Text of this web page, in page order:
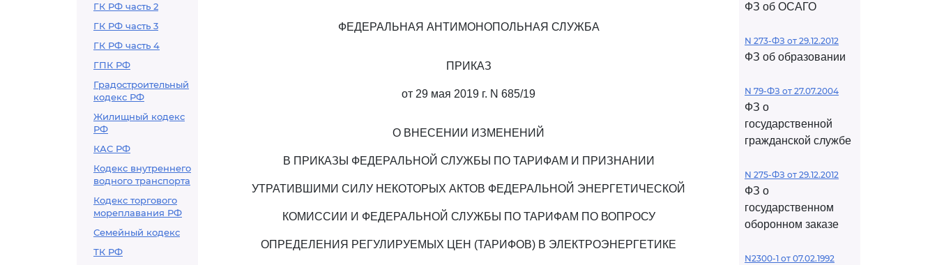
ГК РФ часть 2
ГК РФ часть 3
ГК РФ часть 4
ГПК РФ
Градостроительный
кодекс РФ
Жилищный кодекс
РФ
КАС РФ
Кодекс внутреннего
водного транспорта
Кодекс торгового
мореплавания РФ
Семейный кодекс
ТК РФ
ФЕДЕРАЛЬНАЯ АНТИМОНОПОЛЬНАЯ СЛУЖБА
ПРИКАЗ
от 29 мая 2019 г. N 685/19
О ВНЕСЕНИИ ИЗМЕНЕНИЙ
В ПРИКАЗЫ ФЕДЕРАЛЬНОЙ СЛУЖБЫ ПО ТАРИФАМ И ПРИЗНАНИИ
УТРАТИВШИМИ СИЛУ НЕКОТОРЫХ АКТОВ ФЕДЕРАЛЬНОЙ ЭНЕРГЕТИЧЕСКОЙ
КОМИССИИ И ФЕДЕРАЛЬНОЙ СЛУЖБЫ ПО ТАРИФАМ ПО ВОПРОСУ
ОПРЕДЕЛЕНИЯ РЕГУЛИРУЕМЫХ ЦЕН (ТАРИФОВ) В ЭЛЕКТРОЭНЕРГЕТИКЕ
ФЗ об ОСАГО
N 273-ФЗ от 29.12.2012
ФЗ об образовании
N 79-ФЗ от 27.07.2004
ФЗ о
государственной
гражданской службе
N 275-ФЗ от 29.12.2012
ФЗ о
государственном
оборонном заказе
N2300-1 от 07.02.1992